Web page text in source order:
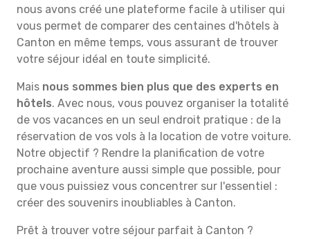
nous avons créé une plateforme facile à utiliser qui
vous permet de comparer des centaines d'hôtels à
Canton en même temps, vous assurant de trouver
votre séjour idéal en toute simplicité.
Mais nous sommes bien plus que des experts en
hôtels. Avec nous, vous pouvez organiser la totalité
de vos vacances en un seul endroit pratique : de la
réservation de vos vols à la location de votre voiture.
Notre objectif ? Rendre la planification de votre
prochaine aventure aussi simple que possible, pour
que vous puissiez vous concentrer sur l'essentiel :
créer des souvenirs inoubliables à Canton.
Prêt à trouver votre séjour parfait à Canton ?